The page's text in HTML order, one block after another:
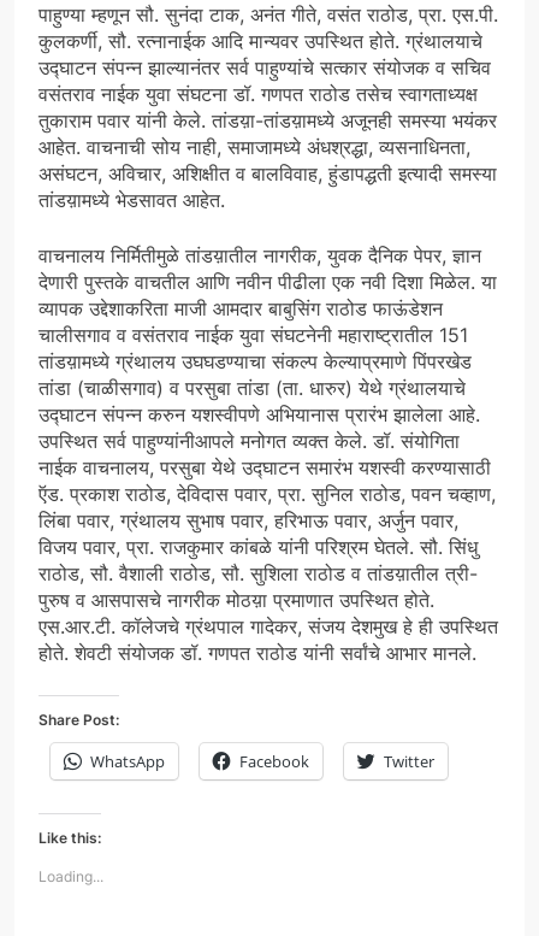
पाहुण्या म्हणून सौ. सुनंदा टाक, अनंत गीते, वसंत राठोड, प्रा. एस.पी.
कुलकर्णी, सौ. रत्नानाईक आदि मान्यवर उपस्थित होते. ग्रंथालयाचे
उद्घाटन संपन्न झाल्यानंतर सर्व पाहुण्यांचे सत्कार संयोजक व सचिव
वसंतराव नाईक युवा संघटना डॉ. गणपत राठोड तसेच स्वागताध्यक्ष
तुकाराम पवार यांनी केले. तांडय़ा-तांडय़ामध्ये अजूनही समस्या भयंकर
आहेत. वाचनाची सोय नाही, समाजामध्ये अंधश्रद्धा, व्यसनाधिनता,
असंघटन, अविचार, अशिक्षीत व बालविवाह, हुंडापद्धती इत्यादी समस्या
तांडय़ामध्ये भेडसावत आहेत.
वाचनालय निर्मितीमुळे तांडय़ातील नागरीक, युवक दैनिक पेपर, ज्ञान
देणारी पुस्तके वाचतील आणि नवीन पीढीला एक नवी दिशा मिळेल. या
व्यापक उद्देशाकरिता माजी आमदार बाबुसिंग राठोड फाऊंडेशन
चालीसगाव व वसंतराव नाईक युवा संघटनेनी महाराष्ट्रातील 151
तांडय़ामध्ये ग्रंथालय उघघडण्याचा संकल्प केल्याप्रमाणे पिंपरखेड
तांडा (चाळीसगाव) व परसुबा तांडा (ता. धारुर) येथे ग्रंथालयाचे
उद्घाटन संपन्न करुन यशस्वीपणे अभियानास प्रारंभ झालेला आहे.
उपस्थित सर्व पाहुण्यांनीआपले मनोगत व्यक्त केले. डॉ. संयोगिता
नाईक वाचनालय, परसुबा येथे उद्घाटन समारंभ यशस्वी करण्यासाठी
ऍड. प्रकाश राठोड, देविदास पवार, प्रा. सुनिल राठोड, पवन चव्हाण,
लिंबा पवार, ग्रंथालय सुभाष पवार, हरिभाऊ पवार, अर्जुन पवार,
विजय पवार, प्रा. राजकुमार कांबळे यांनी परिश्रम घेतले. सौ. सिंधु
राठोड, सौ. वैशाली राठोड, सौ. सुशिला राठोड व तांडय़ातील त्री-
पुरुष व आसपासचे नागरीक मोठय़ा प्रमाणात उपस्थित होते.
एस.आर.टी. कॉलेजचे ग्रंथपाल गादेकर, संजय देशमुख हे ही उपस्थित
होते. शेवटी संयोजक डॉ. गणपत राठोड यांनी सर्वांचे आभार मानले.
Share Post:
WhatsApp Facebook Twitter
Like this:
Loading...